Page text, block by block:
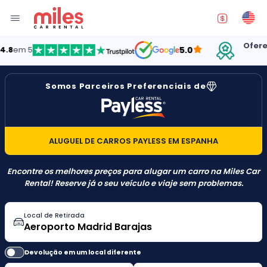
5 5.0
Somos Parceiros Preferenciais de
ALUGUEL DE CARROS PAYLESS EM ESPANHA
Encontre os melhores preços para alugar um carro na Miles Car
Rental! Reserve já o seu veículo e viaje sem problemas.
Local de Retirada
Devolução em um local diferente